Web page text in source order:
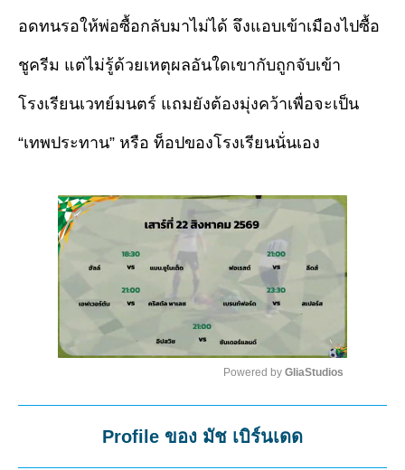
อดทนรอให้พ่อซื้อกลับมาไม่ได้ จึงแอบเข้าเมืองไปซื้อ
ชูครีม แต่ไม่รู้ด้วยเหตุผลอันใดเขากับถูกจับเข้า
โรงเรียนเวทย์มนตร์ แถมยังต้องมุ่งคว้าเพื่อจะเป็น
“เทพประทาน” หรือ ท็อปของโรงเรียนนั่นเอง
Mute
Powered by GliaStudios
Profile ของ มัช เบิร์นเดด